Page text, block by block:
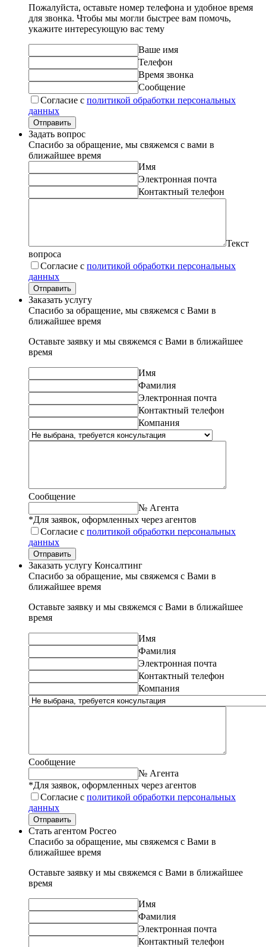
Пожалуйста, оставьте номер телефона и удобное время
для звонка. Чтобы мы могли быстрее вам помочь,
укажите интересующую вас тему
Ваше имя
Телефон
Время звонка
Сообщение
Согласие с политикой обработки персональных
данных
Отправить
Задать вопрос
Спасибо за обращение, мы свяжемся с вами в
ближайшее время
Имя
Электронная почта
Контактный телефон
Текст
вопроса
Согласие с политикой обработки персональных
данных
Отправить
Заказать услугу
Спасибо за обращение, мы свяжемся с Вами в
ближайшее время
Оставьте заявку и мы свяжемся с Вами в ближайшее
время
Имя
Фамилия
Электронная почта
Контактный телефон
Компания
Сообщение
№ Агента
*Для заявок, оформленных через агентов
Согласие с политикой обработки персональных
данных
Отправить
Заказать услугу Консалтинг
Спасибо за обращение, мы свяжемся с Вами в
ближайшее время
Оставьте заявку и мы свяжемся с Вами в ближайшее
время
Имя
Фамилия
Электронная почта
Контактный телефон
Компания
Сообщение
№ Агента
*Для заявок, оформленных через агентов
Согласие с политикой обработки персональных
данных
Отправить
Стать агентом Росгео
Спасибо за обращение, мы свяжемся с Вами в
ближайшее время
Оставьте заявку и мы свяжемся с Вами в ближайшее
время
Имя
Фамилия
Электронная почта
Контактный телефон